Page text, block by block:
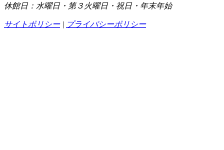
休館日：水曜日・第３火曜日・祝日・年末年始
サイトポリシー| プライバシーポリシー